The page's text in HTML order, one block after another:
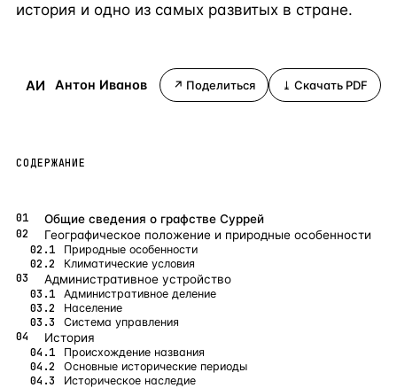
Турция · 2
Таиланд · 2
Стамбул
ЧАСТО ИЩУТ
Турция Россия Испания
ВСЕ НАПРАВЛЕНИЯ →
история и одно из самых развитых в стране.
АИ Антон Иванов ↗ Поделиться ⤓ Скачать PDF
СОДЕРЖАНИЕ
Общие сведения о графстве Суррей
Географическое положение и природные особенности
Природные особенности
Климатические условия
Административное устройство
Административное деление
Население
Система управления
История
Происхождение названия
Основные исторические периоды
Историческое наследие